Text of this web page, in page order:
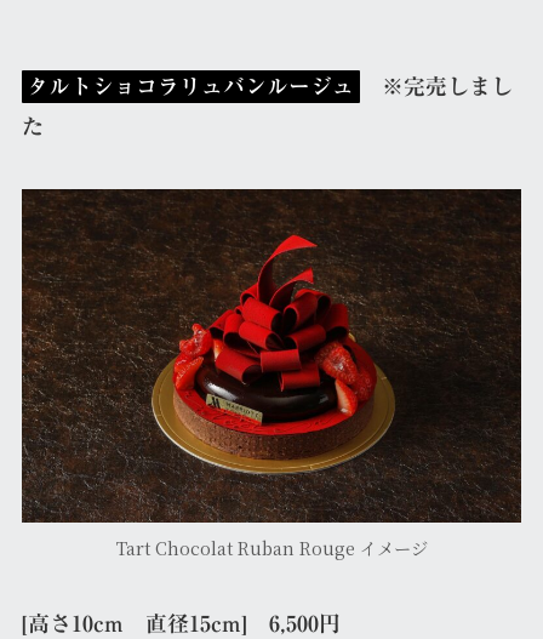
タルトショコラリュバンルージュ
※完売しまし
た
Tart Chocolat Ruban Rouge イメージ
[高さ10cm 直径15cm] 6,500円